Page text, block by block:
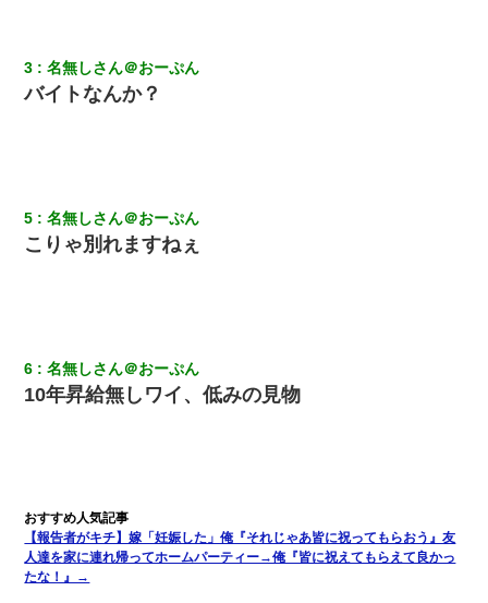
姉旦那の友達「ほんとのパパだよ～」私のお腹を触ってほざく。
→思わず手を叩いて振り払ったら…
【衝撃】女友達から行為中に告白されてOKした結果
昨日37歳のおばさんと行為したんだけどめちゃくちゃだった
嫁が弁護士を連れてきて「悪いと思うなら慰謝料を払って離婚し
ろ」→ 俺「完全に恐喝になってますね」「お前、これが詐欺だっ
て知ってる？」
3 名無しさん＠おーぷん
バイトなんか？
5 名無しさん＠おーぷん
こりゃ別れますねぇ
6 名無しさん＠おーぷん
10年昇給無しワイ、低みの見物
【報告者がキチ】嫁「妊娠した」俺『それじゃあ皆に祝ってもらおう』友
人達を家に連れ帰ってホームパーティー→俺『皆に祝えてもらえて良かっ
たな！』→